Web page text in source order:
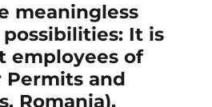
meaningless
It is
employees of
Permits and
Romania),